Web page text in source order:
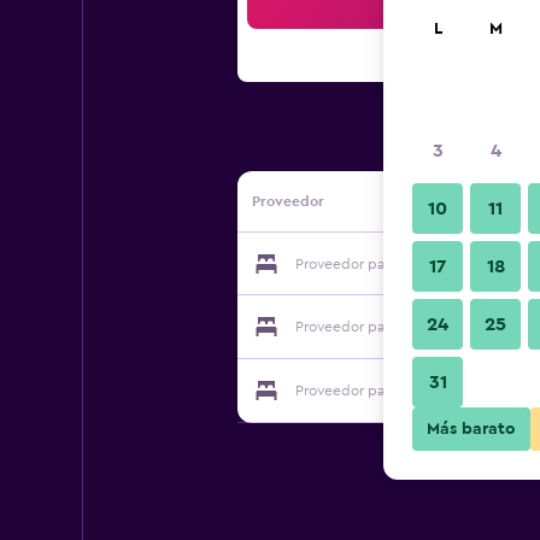
Proveedor
Proveedor para The Way Hostel
Proveedor para The Way Hostel
Proveedor para The Way Hostel
L M
3 4
10 11
17 18
24 25
31
Más barato